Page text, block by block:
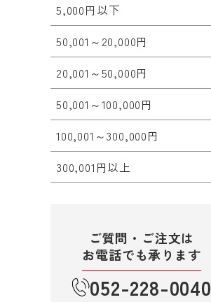
5,000円以下
50,001～20,000円
20,001～50,000円
50,001～100,000円
100,001～300,000円
300,001円以上
ご質問・ご注文は
お電話でも承ります
052-228-0040